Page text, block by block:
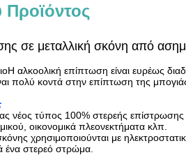
σε μεταλλική σκόνη από
Η αλκοολική επίπτωση είναι ευρέως
πολύ κοντά στην επίπτωση της
νέος τύπος 100% στερεής επίστρωσης
οικονομικά πλεονεκτήματα κλπ.
χρησιμοποιούνται με
ένα στερεό στρώμα.